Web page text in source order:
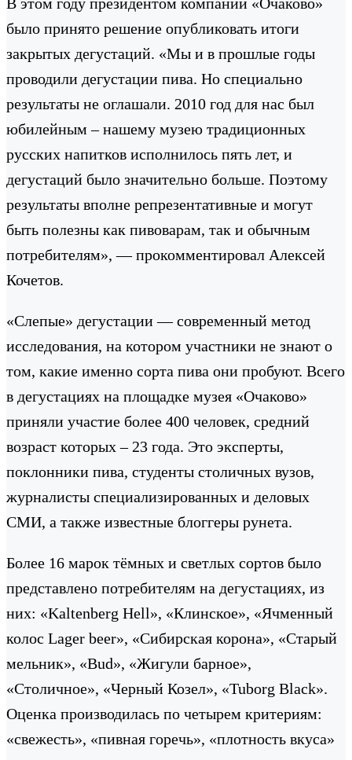
было принято решение опубликовать итоги
закрытых дегустаций. «Мы и в прошлые годы
проводили дегустации пива. Но специально
результаты не оглашали. 2010 год для нас был
юбилейным – нашему музею традиционных
русских напитков исполнилось пять лет, и
дегустаций было значительно больше. Поэтому
результаты вполне репрезентативные и могут
быть полезны как пивоварам, так и обычным
потребителям», — прокомментировал Алексей
Кочетов.
«Слепые» дегустации — современный метод
исследования, на котором участники не знают о
том, какие именно сорта пива они пробуют. Всего
в дегустациях на площадке музея «Очаково»
приняли участие более 400 человек, средний
возраст которых – 23 года. Это эксперты,
поклонники пива, студенты столичных вузов,
журналисты специализированных и деловых
СМИ, а также известные блоггеры рунета.
Более 16 марок тёмных и светлых сортов было
представлено потребителям на дегустациях, из
них: «Kaltenberg Hell», «Клинское», «Ячменный
колос Lager beer», «Сибирская корона», «Старый
мельник», «Bud», «Жигули барное»,
«Столичное», «Черный Козел», «Tuborg Black».
Оценка производилась по четырем критериям:
«свежесть», «пивная горечь», «плотность вкуса»